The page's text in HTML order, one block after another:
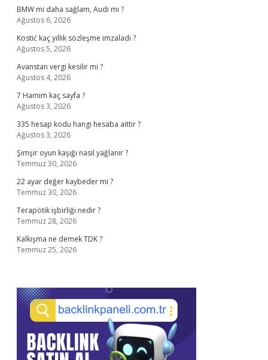
BMW mi daha sağlam, Audi mi ?
Ağustos 6, 2026
Kostić kaç yıllık sözleşme imzaladı ?
Ağustos 5, 2026
Avanstan vergi kesilir mi ?
Ağustos 4, 2026
7 Hamim kaç sayfa ?
Ağustos 3, 2026
335 hesap kodu hangi hesaba aittir ?
Ağustos 3, 2026
Şimşir oyun kaşığı nasıl yağlanır ?
Temmuz 30, 2026
22 ayar değer kaybeder mi ?
Temmuz 30, 2026
Terapötik işbirliği nedir ?
Temmuz 28, 2026
Kalkışma ne demek TDK ?
Temmuz 25, 2026